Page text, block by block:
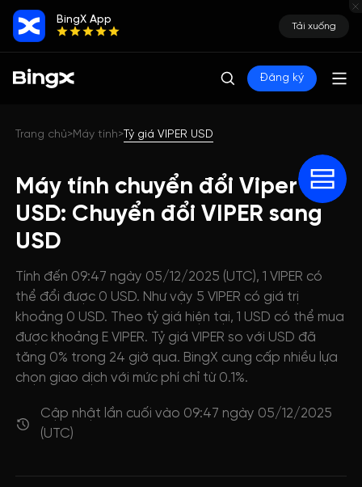
BingX App
Tải xuống
Đăng ký
Trang chủ>Máy tính>Tỷ giá VIPER USD
Máy tính chuyển đổi Viper
USD: Chuyển đổi VIPER sang
USD
Tính đến 09:47 ngày 05/12/2025 (UTC), 1 VIPER có
thể đổi được 0 USD. Như vậy 5 VIPER có giá trị
khoảng 0 USD. Theo tỷ giá hiện tại, 1 USD có thể mua
được khoảng E VIPER. Tỷ giá VIPER so với USD đã
tăng 0% trong 24 giờ qua. BingX cung cấp nhiều lựa
chọn giao dịch với mức phí chỉ từ 0.1%.
Cập nhật lần cuối vào 09:47 ngày 05/12/2025
(UTC)